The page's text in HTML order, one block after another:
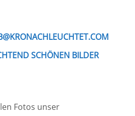
SCHÖNEN BILDER
Fotos unser